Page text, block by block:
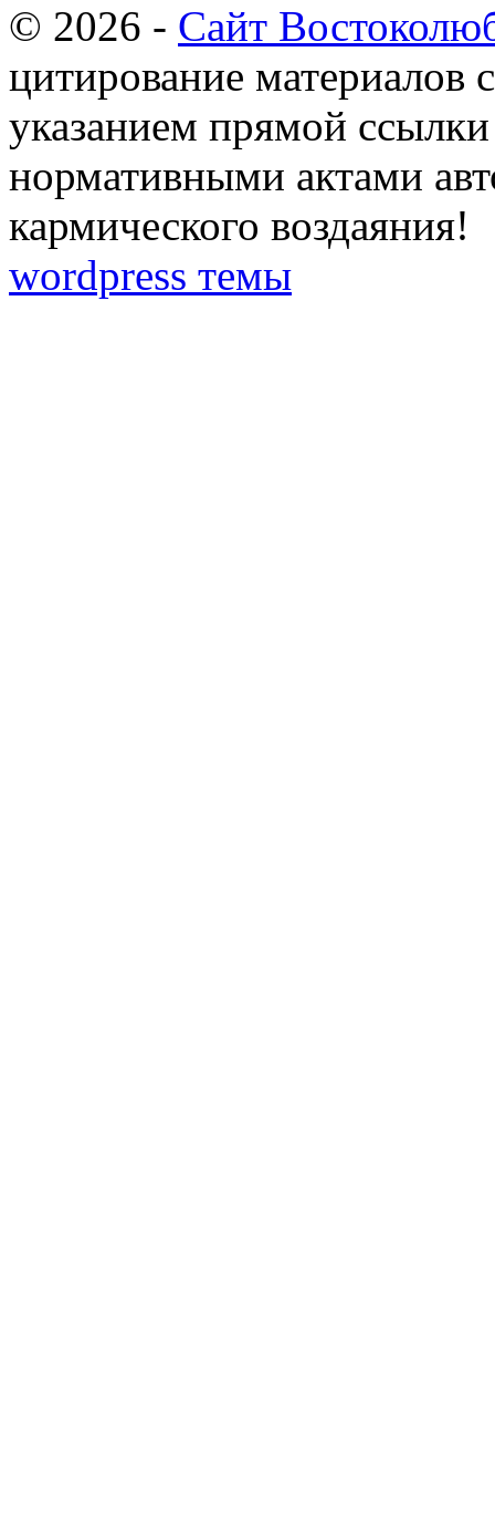
© 2026 - Сайт
цитирование материалов
указанием прямой
нормативными актами
кармического воздаяния!
wordpress темы